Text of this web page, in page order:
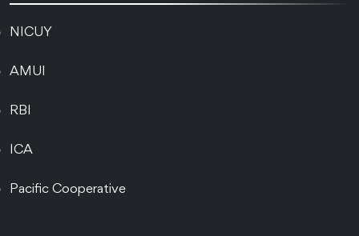
NICUY
AMUI
RBI
ICA
Pacific Cooperative